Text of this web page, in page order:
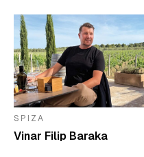
SPIZA
Vinar Filip Baraka